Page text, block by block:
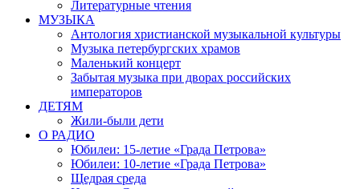
Литературные чтения
МУЗЫКА
Антология христианской музыкальной культуры
Музыка петербургских храмов
Маленький концерт
Забытая музыка при дворах российских
императоров
ДЕТЯМ
Жили-были дети
О РАДИО
Юбилеи: 15-летие «Града Петрова»
Юбилеи: 10-летие «Града Петрова»
Щедрая среда